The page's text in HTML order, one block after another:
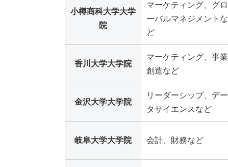
小樽商科大学大学
院
マーケティング、グロ
ーバルマネジメントな
ど
香川大学大学院
マーケティング、事業
創造など
金沢大学大学院
リーダーシップ、デー
タサイエンスなど
岐阜大学大学院 会計、財務など